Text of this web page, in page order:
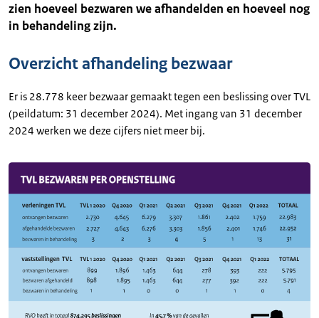
zien hoeveel bezwaren we afhandelden en hoeveel nog
in behandeling zijn.
Overzicht afhandeling bezwaar
Er is 28.778 keer bezwaar gemaakt tegen een beslissing over TVL
(peildatum: 31 december 2024). Met ingang van 31 december
2024 werken we deze cijfers niet meer bij.